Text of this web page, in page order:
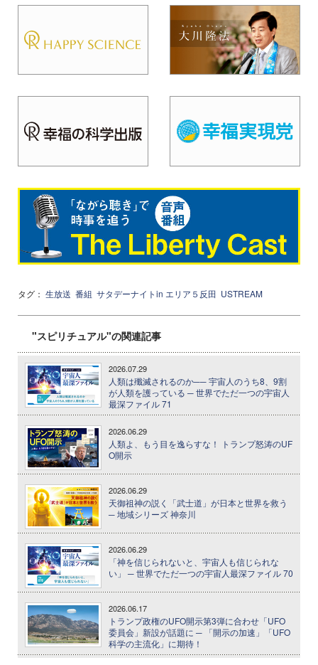
タグ： 生放送 番組 サタデーナイトin エリア５反田 USTREAM
"スピリチュアル"の関連記事
2026.07.29
人類は殲滅されるのか── 宇宙人のうち8、9割
が人類を護っている ─ 世界でただ一つの宇宙人
最深ファイル 71
2026.06.29
人類よ、もう目を逸らすな！ トランプ怒涛のUF
O開示
2026.06.29
天御祖神の説く「武士道」が日本と世界を救う
─ 地域シリーズ 神奈川
2026.06.29
「神を信じられないと、宇宙人も信じられな
い」 ─ 世界でただ一つの宇宙人最深ファイル 70
2026.06.17
トランプ政権のUFO開示第3弾に合わせ「UFO
委員会」新設が話題に ─ 「開示の加速」「UFO
科学の主流化」に期待！